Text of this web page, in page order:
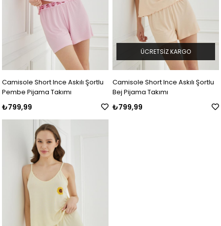
Camisole Short Ince Askılı Şortlu
Pembe Pijama Takımı
₺799,99
Camisole Short Ince Askılı Şortlu
Bej Pijama Takımı
₺799,99
ÜCRETSIZ KARGO